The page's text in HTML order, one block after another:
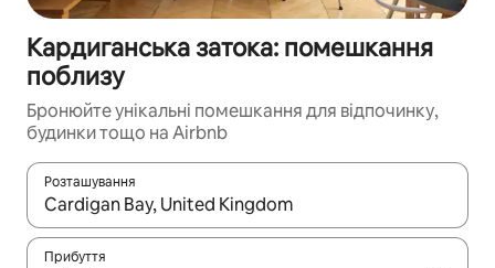
Кардиганська затока: помешкання
поблизу
Бронюйте унікальні помешкання для відпочинку,
будинки тощо на Airbnb
Розташування
Отримавши результати пошуку, використовуйте для
Прибуття